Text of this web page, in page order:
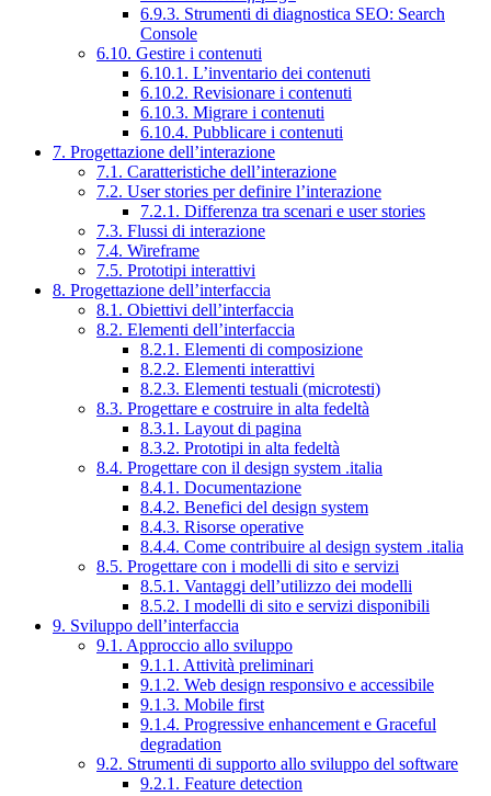
6.9.3. Strumenti di diagnostica SEO: Search
Console
6.10. Gestire i contenuti
6.10.1. L’inventario dei contenuti
6.10.2. Revisionare i contenuti
6.10.3. Migrare i contenuti
6.10.4. Pubblicare i contenuti
7. Progettazione dell’interazione
7.1. Caratteristiche dell’interazione
7.2. User stories per definire l’interazione
7.2.1. Differenza tra scenari e user stories
7.3. Flussi di interazione
7.4. Wireframe
7.5. Prototipi interattivi
8. Progettazione dell’interfaccia
8.1. Obiettivi dell’interfaccia
8.2. Elementi dell’interfaccia
8.2.1. Elementi di composizione
8.2.2. Elementi interattivi
8.2.3. Elementi testuali (microtesti)
8.3. Progettare e costruire in alta fedeltà
8.3.1. Layout di pagina
8.3.2. Prototipi in alta fedeltà
8.4. Progettare con il design system .italia
8.4.1. Documentazione
8.4.2. Benefici del design system
8.4.3. Risorse operative
8.4.4. Come contribuire al design system .italia
8.5. Progettare con i modelli di sito e servizi
8.5.1. Vantaggi dell’utilizzo dei modelli
8.5.2. I modelli di sito e servizi disponibili
9. Sviluppo dell’interfaccia
9.1. Approccio allo sviluppo
9.1.1. Attività preliminari
9.1.2. Web design responsivo e accessibile
9.1.3. Mobile first
9.1.4. Progressive enhancement e Graceful
degradation
9.2. Strumenti di supporto allo sviluppo del software
9.2.1. Feature detection